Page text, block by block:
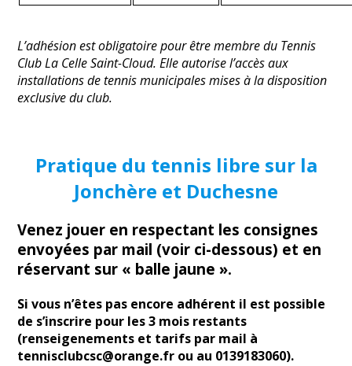
L’adhésion est obligatoire pour être membre du Tennis
Club La Celle Saint-Cloud. Elle autorise l’accès aux
installations de tennis municipales mises à la disposition
exclusive du club.
Pratique du tennis libre sur la
Jonchère et Duchesne
Venez jouer en respectant les consignes
envoyées par mail (voir ci-dessous) et en
réservant sur « balle jaune ».
Si vous n’êtes pas encore adhérent il est possible
de s’inscrire pour les 3 mois restants
(renseigenements et tarifs par mail à
tennisclubcsc@orange.fr ou au 0139183060).